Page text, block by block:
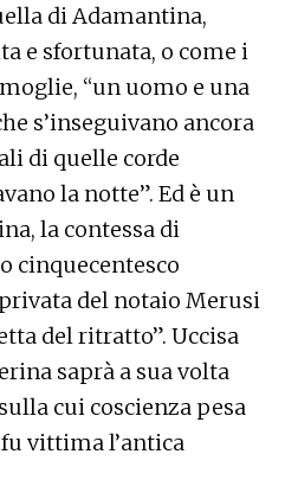
di Adamantina,
e sfortunata, o come i
“un uomo e una
s’inseguivano ancora
di quelle corde
la notte”. Ed è un
la contessa di
cinquecentesco
del notaio Merusi
del ritratto”. Uccisa
saprà a sua volta
cui coscienza pesa
vittima l’antica